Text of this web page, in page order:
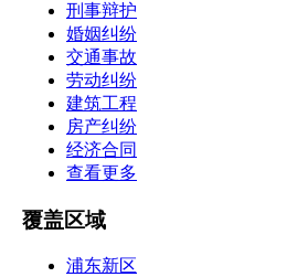
刑事辩护
婚姻纠纷
交通事故
劳动纠纷
建筑工程
房产纠纷
经济合同
查看更多
覆盖区域
浦东新区